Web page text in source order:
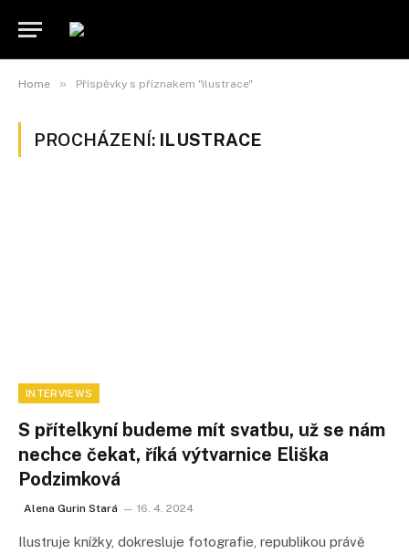
Home » Příspěvky s příznakem "ilustrace"
PROCHÁZENÍ: ILUSTRACE
INTERVIEWS
S přítelkyní budeme mít svatbu, už se nám
nechce čekat, říká výtvarnice Eliška
Podzimková
Alena Gurin Stará 16. 4. 2024
Ilustruje knížky, dokresluje fotografie, republikou právě